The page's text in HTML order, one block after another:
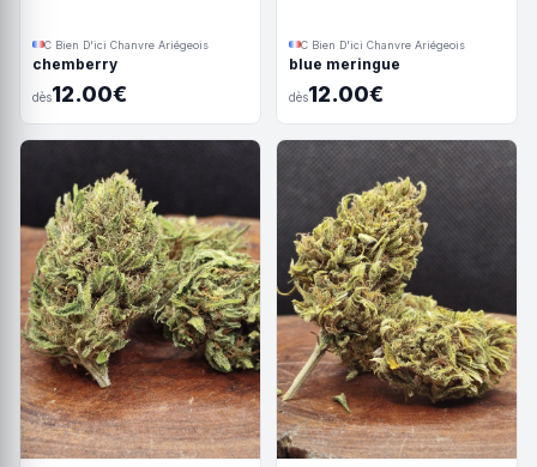
C Bien D'ici Chanvre Ariégeois
chemberry
dès12.00€
C Bien D'ici Chanvre Ariégeois
blue meringue
dès12.00€